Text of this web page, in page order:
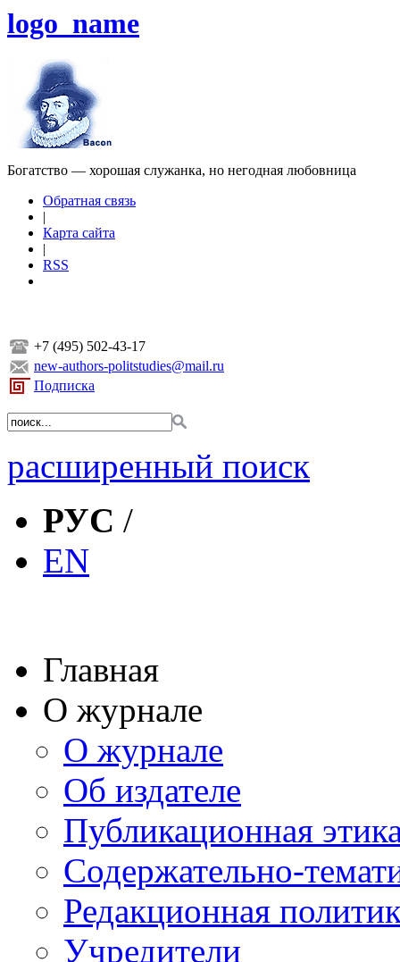
logo_name
Богатство — хорошая служанка, но негодная любовница
Обратная связь
|
Карта сайта
|
RSS
+7 (495) 502-43-17
new-authors-politstudies@mail.ru
Подписка
расширенный поиск
РУС /
EN
Главная
О журнале
О журнале
Об издателе
Публикационная
Содержательно-
Редакционная
Учредители